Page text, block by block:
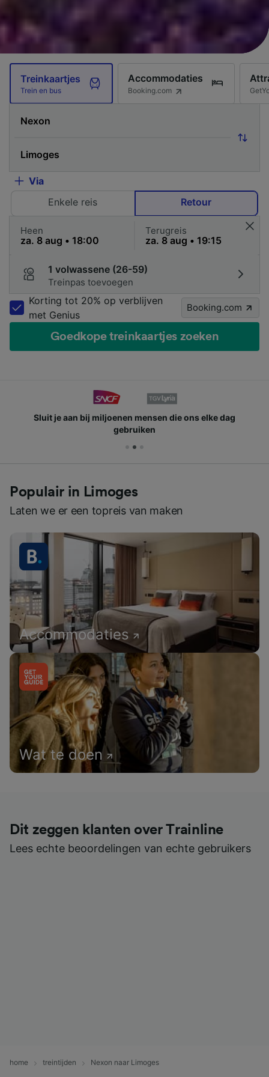
Treinkaartjes
Trein en bus
Accommodaties
Booking.com
Via
Enkele reis
Retour
Heen Terugreis
1 volwassene (26-59)
Treinpas toevoegen
Korting tot 20% op verblijven
met Genius
Booking.com
Goedkope treinkaartjes zoeken
Sluit je aan bij miljoenen mensen die ons elke dag
gebruiken
Populair in Limoges
Laten we er een topreis van maken
Accommodaties
Wat te doen
Dit zeggen klanten over Trainline
Lees echte beoordelingen van echte gebruikers
home treintijden Nexon naar Limoges